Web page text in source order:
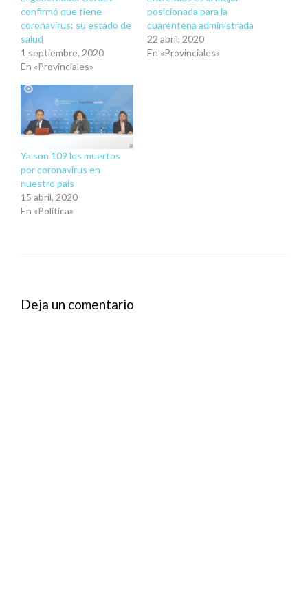
confirmó que tiene
coronavirus: su estado de
salud
1 septiembre, 2020
En «Provinciales»
posicionada para la
cuarentena administrada
22 abril, 2020
En «Provinciales»
Ya son 109 los muertos
por coronavirus en
nuestro país
15 abril, 2020
En «Política»
Deja un comentario